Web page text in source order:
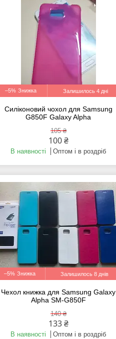
–5% Залишилось 4 дні
Силіконовий чохол для Samsung
G850F Galaxy Alpha
105 ₴
100 ₴
В наявності Оптом і в роздріб
–5% Залишилось 8 днів
Чехол книжка для Samsung Galaxy
Alpha SM-G850F
140 ₴
133 ₴
В наявності Оптом і в роздріб